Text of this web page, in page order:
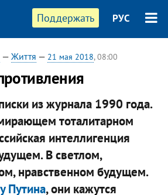
Поддержать РУС
— Життя — 21 мая 2018, 08:00
из журнала 1990 года.
тоталитарном
интеллигенция
В светлом,
нравственном будущем.
Путина, они кажутся